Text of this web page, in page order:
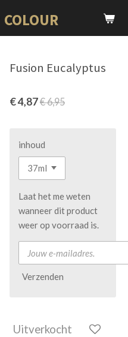
COLOUR
Fusion Eucalyptus
€ 4,87€ 6,95
inhoud
Laat het me weten
wanneer dit product
weer op voorraad is.
Verzenden
Uitverkocht